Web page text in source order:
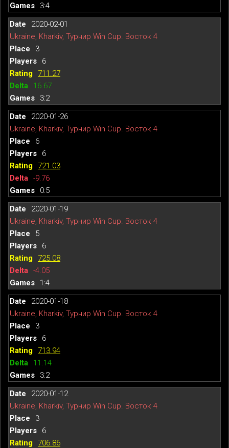
3:4
2020-02-01
Ukraine, Kharkiv, Турнир Win Cup. Восток 4
3
6
711.27
16.67
3:2
2020-01-26
Ukraine, Kharkiv, Турнир Win Cup. Восток 4
6
6
721.03
-9.76
0:5
2020-01-19
Ukraine, Kharkiv, Турнир Win Cup. Восток 4
5
6
725.08
-4.05
1:4
2020-01-18
Ukraine, Kharkiv, Турнир Win Cup. Восток 4
3
6
713.94
11.14
3:2
2020-01-12
Ukraine, Kharkiv, Турнир Win Cup. Восток 4
3
6
706.86